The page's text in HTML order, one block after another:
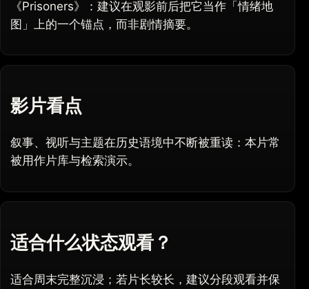
《Prisoners》：建议在观影前后把它当作「情绪地
图」上的一个锚点，而非剧情摘要。
影片看点
叙事、视听与主题在历史语境中不断被重读：本片常
被用作片库与检索演示。
适合什么状态观看？
适合周末完整沉浸；若片长较长，建议分段观看并保